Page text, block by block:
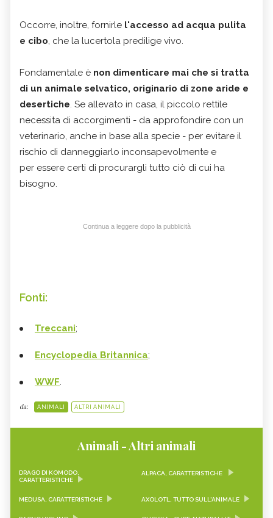
Occorre, inoltre, fornirle l'accesso ad acqua pulita
e cibo, che la lucertola predilige vivo.
Fondamentale è non dimenticare mai che si tratta
di un animale selvatico, originario di zone aride e
desertiche. Se allevato in casa, il piccolo rettile
necessita di accorgimenti - da approfondire con un
veterinario, anche in base alla specie - per evitare il
rischio di danneggiarlo inconsapevolmente e
per essere certi di procurargli tutto ciò di cui ha
bisogno.
Continua a leggere dopo la pubblicità
Fonti:
Treccani;
Encyclopedia Britannica;
WWF.
da: ANIMALI ALTRI ANIMALI
Animali - Altri animali
DRAGO DI KOMODO,
CARATTERISTICHE
ALPACA, CARATTERISTICHE
MEDUSA, CARATTERISTICHE AXOLOTL, TUTTO SULL'ANIMALE